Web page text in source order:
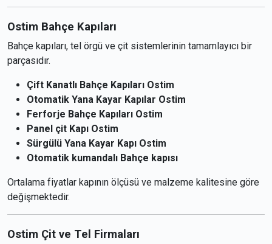
Ostim Bahçe Kapıları
Bahçe kapıları, tel örgü ve çit sistemlerinin tamamlayıcı bir
parçasıdır.
Çift Kanatlı Bahçe Kapıları Ostim
Otomatik Yana Kayar Kapılar Ostim
Ferforje Bahçe Kapıları Ostim
Panel çit Kapı Ostim
Sürgülü Yana Kayar Kapı Ostim
Otomatik kumandalı Bahçe kapısı
Ortalama fiyatlar kapının ölçüsü ve malzeme kalitesine göre
değişmektedir.
Ostim Çit ve Tel Firmaları